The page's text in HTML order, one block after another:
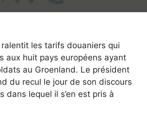
les tarifs douaniers qui
aux huit pays européens ayant
au Groenland. Le président
du recul le jour de son discours
dans lequel il s’en est pris à